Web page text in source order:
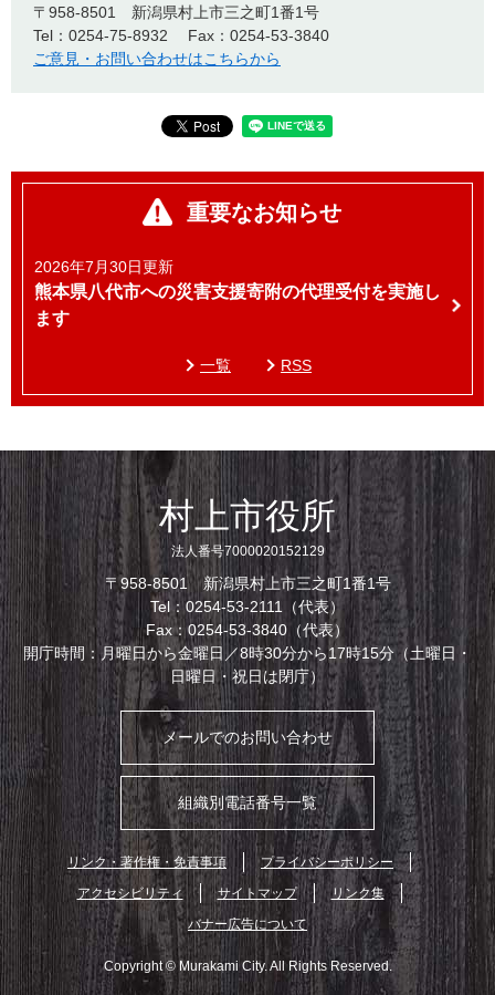
〒958-8501
新潟県村上市三之町1番1号
Tel：0254-75-8932
Fax：0254-53-3840
ご意見・お問い合わせはこちらから
重要なお知らせ
2026年7月30日更新
熊本県八代市への災害支援寄附の代理受付を実施し
ます
一覧 RSS
村上市役所
法人番号7000020152129
〒958-8501 新潟県村上市三之町1番1号
Tel：0254-53-2111（代表）
Fax：0254-53-3840（代表）
開庁時間：月曜日から金曜日／8時30分から17時15分（土曜日・
日曜日・祝日は閉庁）
メールでのお問い合わせ
組織別電話番号一覧
リンク・著作権・免責事項
プライバシーポリシー
アクセシビリティ
サイトマップ
リンク集
バナー広告について
Copyright © Murakami City. All Rights Reserved.